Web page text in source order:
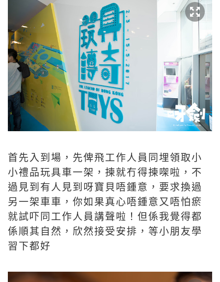
首先入到場，先俾飛工作人員同埋領取小
小禮品玩具車一架，揀就冇得揀㗎啦，不
過見到有人見到呀寶貝唔鍾意，要求換過
另一架車車，你如果真心唔鍾意又唔怕瘀
就試吓同工作人員講聲啦！但係我覺得都
係順其自然，欣然接受安排，等小朋友學
習下都好